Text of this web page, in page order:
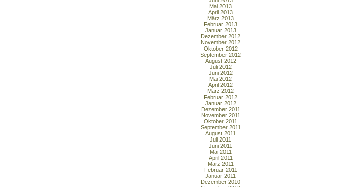
Mai 2013
April 2013
März 2013
Februar 2013
Januar 2013
Dezember 2012
November 2012
Oktober 2012
September 2012
August 2012
Juli 2012
Juni 2012
Mai 2012
April 2012
März 2012
Februar 2012
Januar 2012
Dezember 2011
November 2011
Oktober 2011
September 2011
August 2011
Juli 2011
Juni 2011
Mai 2011
April 2011
März 2011
Februar 2011
Januar 2011
Dezember 2010